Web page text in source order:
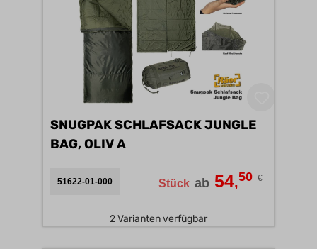
SNUGPAK SCHLAFSACK JUNGLE
BAG, OLIV A
51622-01-000 Stück ab 54,50 €
2 Varianten verfügbar